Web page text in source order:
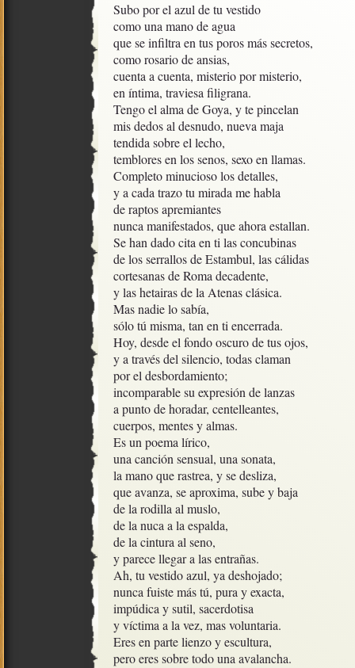
Subo por el azul de tu vestido
como una mano de agua
que se infiltra en tus poros más secretos,
como rosario de ansias,
cuenta a cuenta, misterio por misterio,
en íntima, traviesa filigrana.
Tengo el alma de Goya, y te pincelan
mis dedos al desnudo, nueva maja
tendida sobre el lecho,
temblores en los senos, sexo en llamas.
Completo minucioso los detalles,
y a cada trazo tu mirada me habla
de raptos apremiantes
nunca manifestados, que ahora estallan.
Se han dado cita en ti las concubinas
de los serrallos de Estambul, las cálidas
cortesanas de Roma decadente,
y las hetairas de la Atenas clásica.
Mas nadie lo sabía,
sólo tú misma, tan en ti encerrada.
Hoy, desde el fondo oscuro de tus ojos,
y a través del silencio, todas claman
por el desbordamiento;
incomparable su expresión de lanzas
a punto de horadar, centelleantes,
cuerpos, mentes y almas.
Es un poema lírico,
una canción sensual, una sonata,
la mano que rastrea, y se desliza,
que avanza, se aproxima, sube y baja
de la rodilla al muslo,
de la nuca a la espalda,
de la cintura al seno,
y parece llegar a las entrañas.
Ah, tu vestido azul, ya deshojado;
nunca fuiste más tú, pura y exacta,
impúdica y sutil, sacerdotisa
y víctima a la vez, mas voluntaria.
Eres en parte lienzo y escultura,
pero eres sobre todo una avalancha.